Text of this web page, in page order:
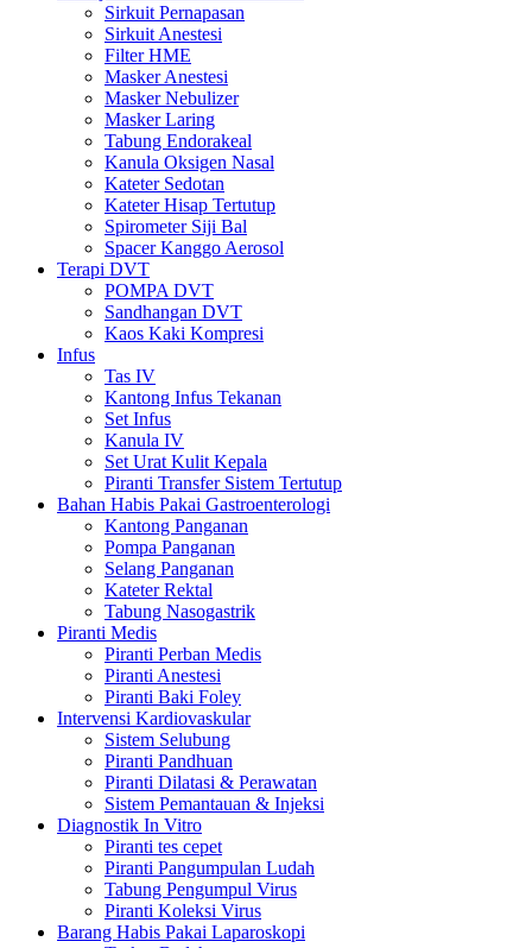
Sirkuit Pernapasan
Sirkuit Anestesi
Filter HME
Masker Anestesi
Masker Nebulizer
Masker Laring
Tabung Endorakeal
Kanula Oksigen Nasal
Kateter Sedotan
Kateter Hisap Tertutup
Spirometer Siji Bal
Spacer Kanggo Aerosol
Terapi DVT
POMPA DVT
Sandhangan DVT
Kaos Kaki Kompresi
Infus
Tas IV
Kantong Infus Tekanan
Set Infus
Kanula IV
Set Urat Kulit Kepala
Piranti Transfer Sistem Tertutup
Bahan Habis Pakai Gastroenterologi
Kantong Panganan
Pompa Panganan
Selang Panganan
Kateter Rektal
Tabung Nasogastrik
Piranti Medis
Piranti Perban Medis
Piranti Anestesi
Piranti Baki Foley
Intervensi Kardiovaskular
Sistem Selubung
Piranti Pandhuan
Piranti Dilatasi & Perawatan
Sistem Pemantauan & Injeksi
Diagnostik In Vitro
Piranti tes cepet
Piranti Pangumpulan Ludah
Tabung Pengumpul Virus
Piranti Koleksi Virus
Barang Habis Pakai Laparoskopi